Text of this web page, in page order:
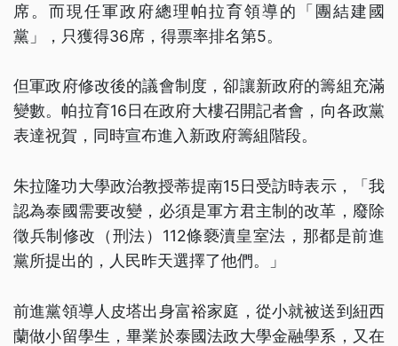
席。而現任軍政府總理帕拉育領導的「團結建國
黨」，只獲得36席，得票率排名第5。
但軍政府修改後的議會制度，卻讓新政府的籌組充滿
變數。帕拉育16日在政府大樓召開記者會，向各政黨
表達祝賀，同時宣布進入新政府籌組階段。
朱拉隆功大學政治教授蒂提南15日受訪時表示，「我
認為泰國需要改變，必須是軍方君主制的改革，廢除
徵兵制修改（刑法）112條褻瀆皇室法，那都是前進
黨所提出的，人民昨天選擇了他們。」
前進黨領導人皮塔出身富裕家庭，從小就被送到紐西
蘭做小留學生，畢業於泰國法政大學金融學系，又在